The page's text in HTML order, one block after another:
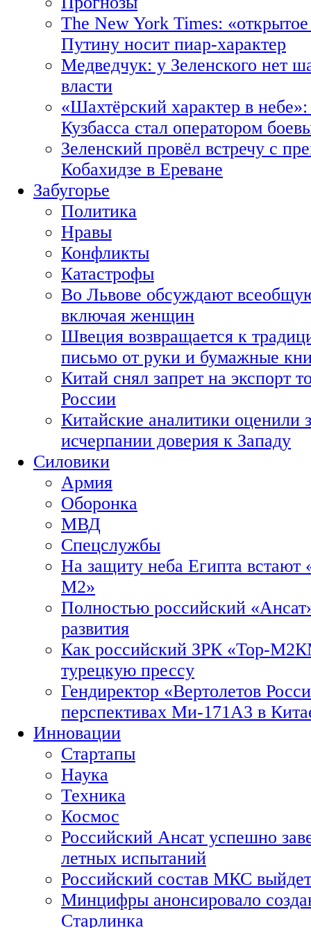
The New York Times:
Путину носит пиар-характер
Медведчук: у Зеленского нет
власти
«Шахтёрский характер в
Кузбасса стал оператором
Зеленский провёл встречу с
Кобахидзе в Ереване
Забугорье
Политика
Нравы
Конфликты
Катастрофы
Во Львове обсуждают
включая женщин
Швеция возвращается к
письмо от руки и бумажные
Китай снял запрет на экспорт
России
Китайские аналитики оценили
исчерпании доверия к Западу
Силовики
Армия
Оборонка
МВД
Спецслужбы
На защиту неба Египта встают
М2»
Полностью российский
развития
Как российский ЗРК «Тор-
турецкую прессу
Гендиректор «Вертолетов
перспективах Ми-171А3 в
Инновации
Стартапы
Наука
Техника
Космос
Российский Ансат успешно
летных испытаний
Российский состав МКС
Минцифры анонсировало
Старлинка